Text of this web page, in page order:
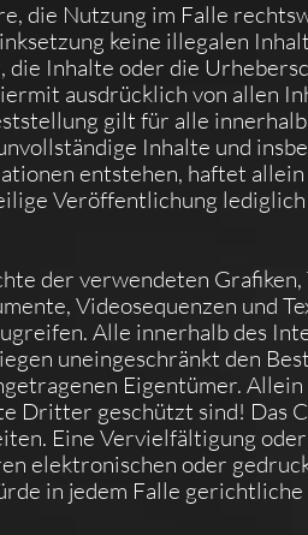
die Nutzung im Falle
keine illegalen
Inhalte oder die
ausdrücklich von allen
gilt für alle
Inhalte und
entstehen, haftet
Veröffentlichung
der verwendeten Grafiken,
Videosequenzen und
Alle innerhalb des
uneingeschränkt den
Eigentümer.
Dritter geschützt sind!
Eine Vervielfältigung
elektronischen oder
in jedem Falle gerichtliche